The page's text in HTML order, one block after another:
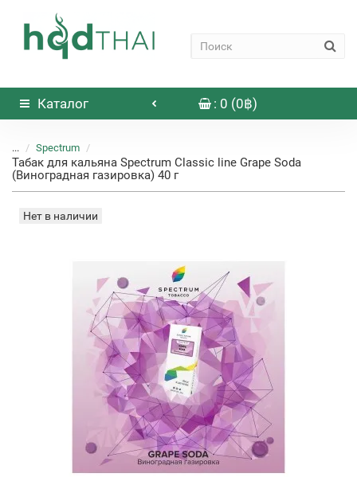
Каталог : 0 (0฿)
... Spectrum
Табак для кальяна Spectrum Classic line Grape Soda
(Виноградная газировка) 40 г
Нет в наличии